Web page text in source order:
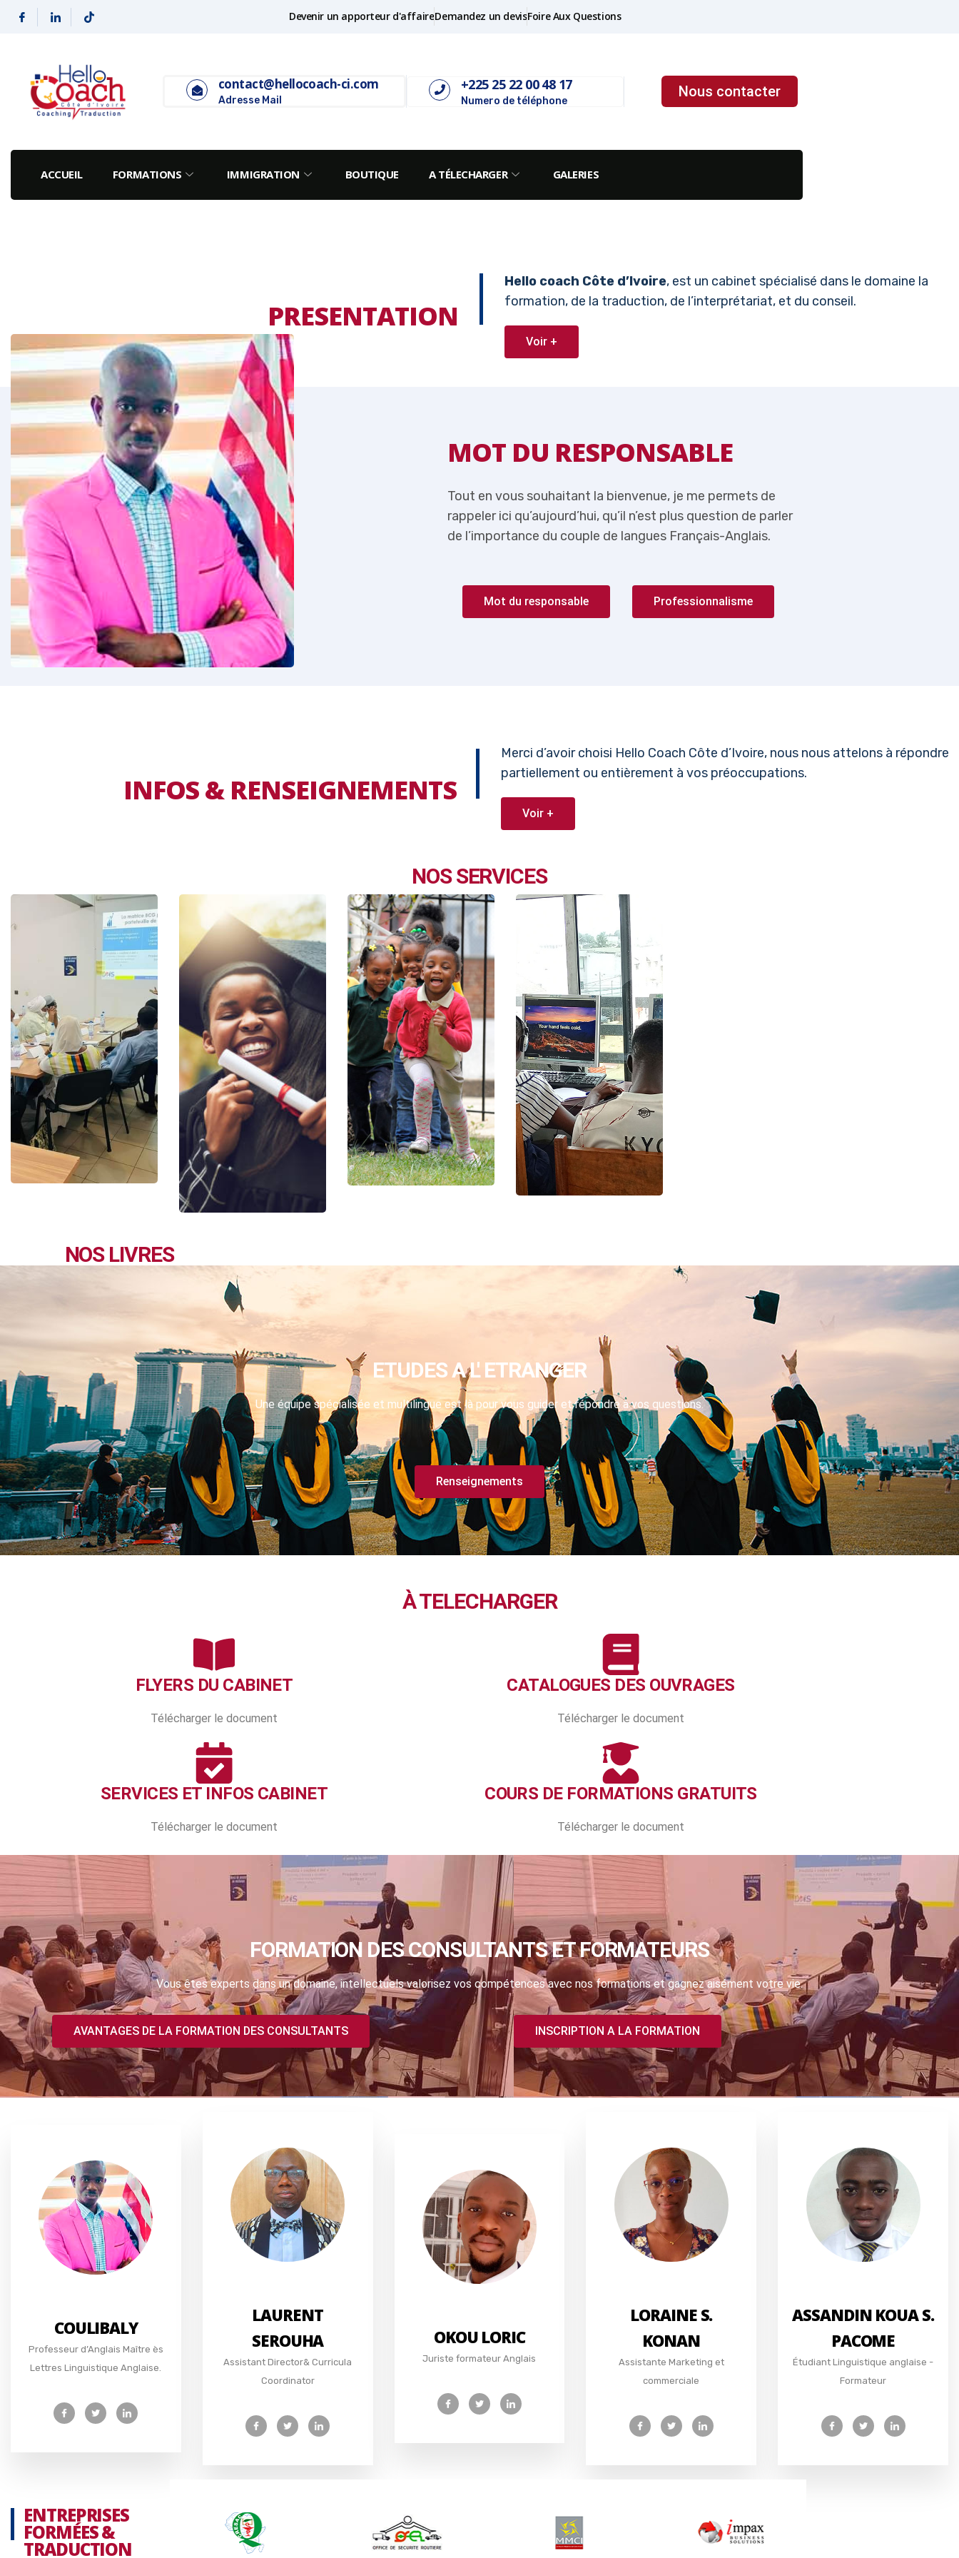
Devenir un apporteur d'affaireDemandez un devisFoire Aux Questions
contact@hellocoach-ci.com
Adresse Mail
+225 25 22 00 48 17
Numero de téléphone
Nous contacter
ACCUEIL FORMATIONS IMMIGRATION BOUTIQUE A TÉLECHARGER GALERIES
PRESENTATION
Hello coach Côte d’Ivoire, est un cabinet spécialisé dans le domaine la
formation, de la traduction, de l’interprétariat, et du conseil.
Voir +
de
de parler
Anglais.
MOT DU RESPONSABLE
Tout en vous souhaitant la bienvenue, je me permets de
rappeler ici qu’aujourd’hui, qu’il n’est plus question de parler
de l’importance du couple de langues Français-Anglais.
MOT DU RESPONSABLE
Tout en vous souhaitant la bienvenue, je me permets de
rappeler ici qu’aujourd’hui, qu’il n’est plus question de parler
de l’importance du couple de langues Français-Anglais.
Mot du responsable Professionnalisme
INFOS & RENSEIGNEMENTS
Merci d’avoir choisi Hello Coach Côte d’Ivoire, nous nous attelons à répondre
partiellement ou entièrement à vos préoccupations.
Voir +
NOS SERVICES
NOS LIVRES
ETUDES A L' ETRANGER
Une équipe spécialisée et multilingue est là pour vous guider et répondre à vos questions.
Renseignements
À TELECHARGER
FLYERS DU CABINET
Télécharger le document
SERVICES ET INFOS CABINET
Télécharger le document
CATALOGUES DES OUVRAGES
Télécharger le document
COURS DE FORMATIONS GRATUITS
Télécharger le document
FORMATION DES CONSULTANTS ET FORMATEURS
Vous êtes experts dans un domaine, intellectuels valorisez vos compétences avec nos formations et gagnez aisément votre vie.
AVANTAGES DE LA FORMATION DES CONSULTANTS INSCRIPTION A LA FORMATION
COULIBALY
Professeur d’Anglais Maître ès
Lettres Linguistique Anglaise.
LAURENT
SEROUHA
Assistant Director& Curricula
Coordinator
OKOU LORIC
Juriste formateur Anglais
LORAINE S.
KONAN
Assistante Marketing et
commerciale
ASSANDIN KOUA S.
PACOME
Étudiant Linguistique anglaise -
Formateur
ENTREPRISES
FORMÉES &
TRADUCTION